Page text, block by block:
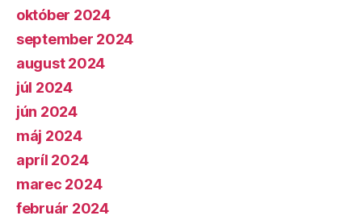
október 2024
september 2024
august 2024
júl 2024
jún 2024
máj 2024
apríl 2024
marec 2024
február 2024